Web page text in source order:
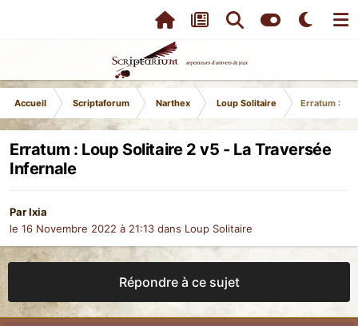
Accueil Scriptaforum Narthex Loup Solitaire Erratum :
Erratum : Loup Solitaire 2 v5 - La Traversée
Infernale
ParIxia
le 16 Novembre 2022 à 21:13 dans Loup Solitaire
Répondre à ce sujet